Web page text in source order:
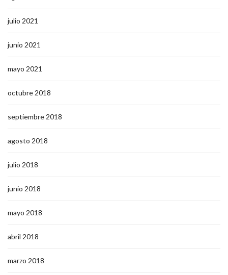
julio 2021
junio 2021
mayo 2021
octubre 2018
septiembre 2018
agosto 2018
julio 2018
junio 2018
mayo 2018
abril 2018
marzo 2018